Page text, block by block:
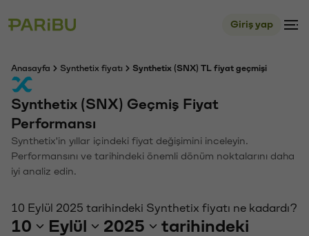
Giriş yap
Anasayfa Synthetix fiyatı Synthetix (SNX) TL fiyat geçmişi
Synthetix (SNX) Geçmiş Fiyat
Performansı
Synthetix'in yıllar içindeki fiyat değişimini inceleyin.
Performansını ve tarihindeki önemli dönüm noktalarını daha
iyi analiz edin.
10 Eylül 2025 tarihindeki Synthetix fiyatı ne kadardı?
10 Eylül 2025
tarihindeki